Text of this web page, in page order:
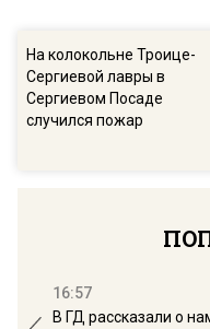
На колокольне Троице-
Сергиевой лавры в
Сергиевом Посаде
случился пожар
16:57
В ГД рассказали о